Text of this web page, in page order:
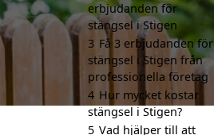
erbjudanden för
stängsel i Stigen
3 Få 3 erbjudanden för
stängsel i Stigen från
professionella företag
4 Hur mycket kostar
stängsel i Stigen?
5 Vad hjälper till att